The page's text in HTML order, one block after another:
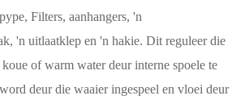
Filters, aanhangers, 'n
'n uitlaatklep en 'n hakie. Dit reguleer die
of warm water deur interne spoele te
deur die waaier ingespeel en vloei deur